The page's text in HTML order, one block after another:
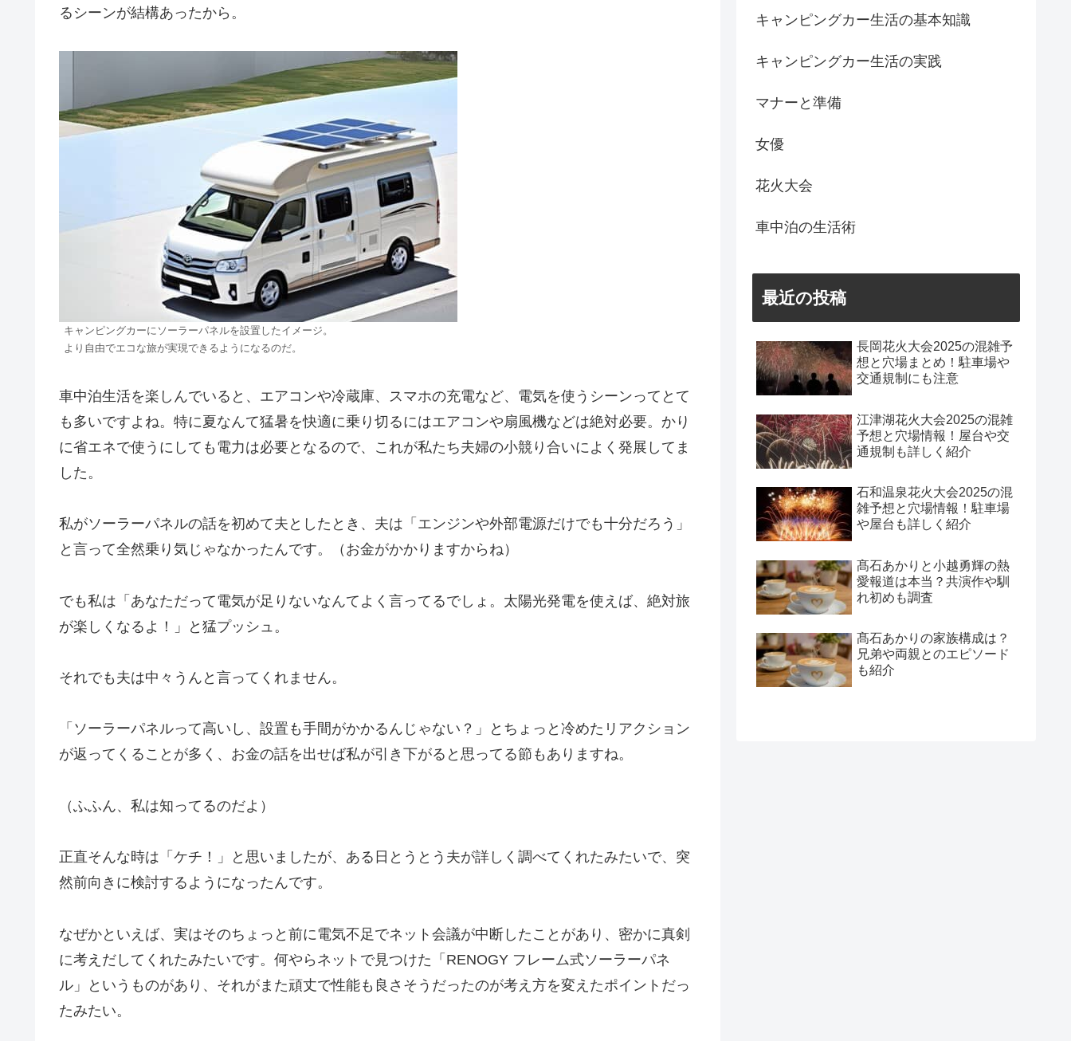
るシーンが結構あったから。
キャンピングカーにソーラーパネルを設置したイメージ。
より自由でエコな旅が実現できるようになるのだ。
車中泊生活を楽しんでいると、エアコンや冷蔵庫、スマホの充電など、電気を使うシーンってとて
も多いですよね。特に夏なんて猛暑を快適に乗り切るにはエアコンや扇風機などは絶対必要。かり
に省エネで使うにしても電力は必要となるので、これが私たち夫婦の小競り合いによく発展してま
した。
私がソーラーパネルの話を初めて夫としたとき、夫は「エンジンや外部電源だけでも十分だろう」
と言って全然乗り気じゃなかったんです。（お金がかかりますからね）
でも私は「あなただって電気が足りないなんてよく言ってるでしょ。太陽光発電を使えば、絶対旅
が楽しくなるよ！」と猛プッシュ。
それでも夫は中々うんと言ってくれません。
「ソーラーパネルって高いし、設置も手間がかかるんじゃない？」とちょっと冷めたリアクション
が返ってくることが多く、お金の話を出せば私が引き下がると思ってる節もありますね。
（ふふん、私は知ってるのだよ）
正直そんな時は「ケチ！」と思いましたが、ある日とうとう夫が詳しく調べてくれたみたいで、突
然前向きに検討するようになったんです。
なぜかといえば、実はそのちょっと前に電気不足でネット会議が中断したことがあり、密かに真剣
に考えだしてくれたみたいです。何やらネットで見つけた「RENOGY フレーム式ソーラーパネ
ル」というものがあり、それがまた頑丈で性能も良さそうだったのが考え方を変えたポイントだっ
たみたい。
キャンピングカー生活の基本知識
キャンピングカー生活の実践
マナーと準備
女優
花火大会
車中泊の生活術
最近の投稿
長岡花火大会2025の混雑予
想と穴場まとめ！駐車場や
交通規制にも注意
江津湖花火大会2025の混雑
予想と穴場情報！屋台や交
通規制も詳しく紹介
石和温泉花火大会2025の混
雑予想と穴場情報！駐車場
や屋台も詳しく紹介
髙石あかりと小越勇輝の熱
愛報道は本当？共演作や馴
れ初めも調査
髙石あかりの家族構成は？
兄弟や両親とのエピソード
も紹介